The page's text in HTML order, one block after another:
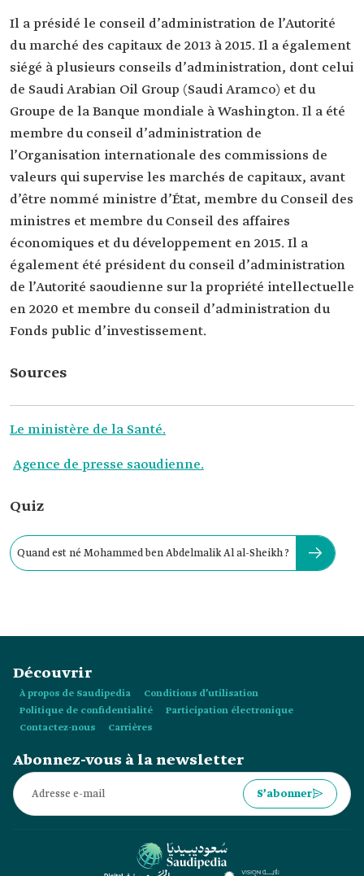
Il a présidé le conseil d’administration de l’Autorité
du marché des capitaux de 2013 à 2015. Il a également
siégé à plusieurs conseils d’administration, dont celui
de Saudi Arabian Oil Group (Saudi Aramco) et du
Groupe de la Banque mondiale à Washington. Il a été
membre du conseil d’administration de
l’Organisation internationale des commissions de
valeurs qui supervise les marchés de capitaux, avant
d’être nommé ministre d’État, membre du Conseil des
ministres et membre du Conseil des affaires
économiques et du développement en 2015. Il a
également été président du conseil d’administration
de l’Autorité saoudienne sur la propriété intellectuelle
en 2020 et membre du conseil d’administration du
Fonds public d’investissement.
Sources
Le ministère de la Santé.
Agence de presse saoudienne.
Quiz
Quand est né Mohammed ben Abdelmalik Al al-Sheikh ?
Découvrir
À propos de Saudipedia
Conditions d’utilisation
Politique de confidentialité
Participation électronique
Contactez-nous
Carrières
Abonnez-vous à la newsletter
S’abonner